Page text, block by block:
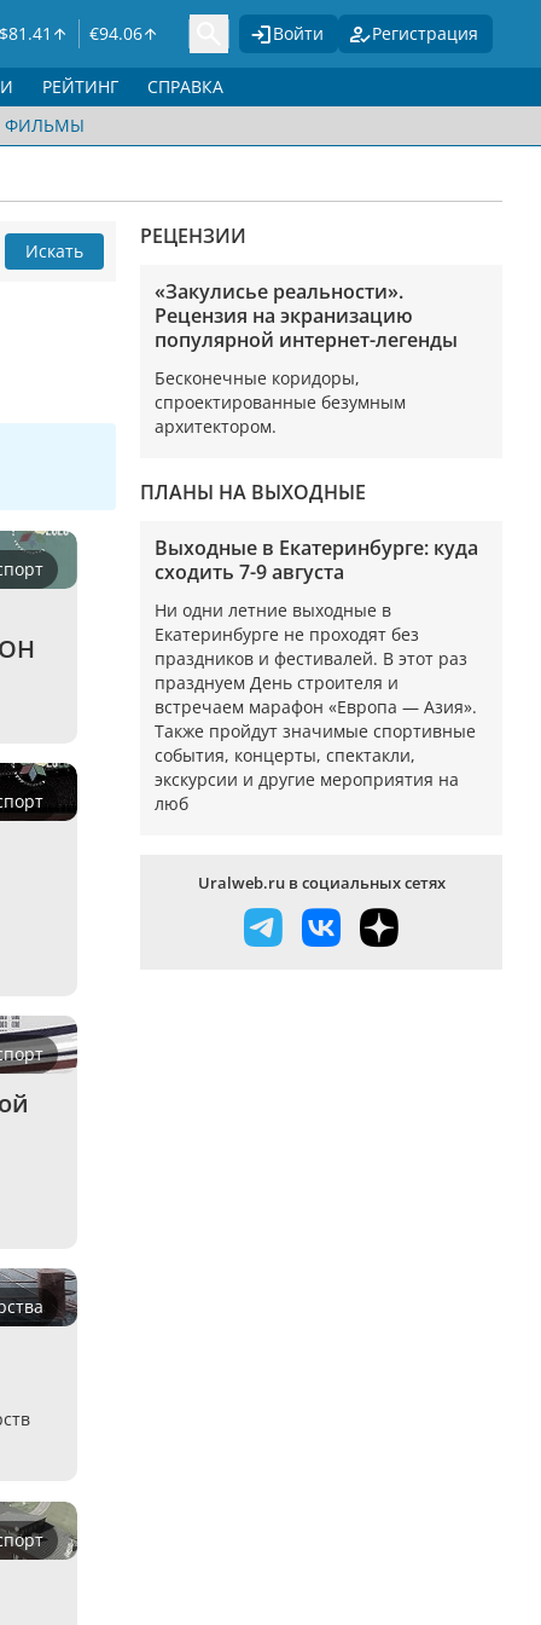
$81.41 €94.06 Войти Регистрация
ФИЛЬМЫ
РЕЙТИНГ СПРАВКА
Искать
РЕЦЕНЗИИ
«Закулисье реальности».
Рецензия на экранизацию
популярной интернет-легенды
Бесконечные коридоры,
спроектированные безумным
архитектором.
ПЛАНЫ НА ВЫХОДНЫЕ
Выходные в Екатеринбурге: куда
сходить 7-9 августа
Ни одни летние выходные в
Екатеринбурге не проходят без
праздников и фестивалей. В этот раз
празднуем День строителя и
встречаем марафон «Европа — Азия».
Также пройдут значимые спортивные
события, концерты, спектакли,
экскурсии и другие мероприятия на
люб
Uralweb.ru в социальных сетях